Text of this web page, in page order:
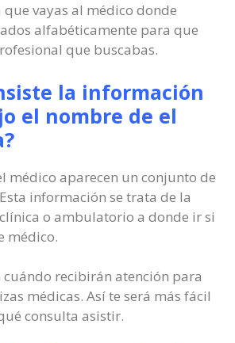
vayas al médico donde
alfabéticamente para que
que buscabas.
la información
el nombre de el
médico aparecen un conjunto de
información se trata de la
o ambulatorio a donde ir si
médico.
cuándo recibirán atención para
médicas. Así te será más fácil
consulta asistir.